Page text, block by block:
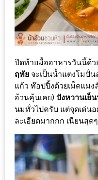
หมู
ดำ
คู
โร
บูต
ะ
สุด
เด็ด
ที่
(THE
UP,
RAMA
ปิดท้ายมื้ออาหารวันนี้ด้ว
ฤทัย จะเป็นน้ำแตงโมปั่น
แก้ว ท๊อปปิ้งด้วยเม็ดแมง
อ้วนคุ้นเคย) ปังหวานเย็
นมทั่วไปครับ แต่จุดเด่น
ละเอียดมากกก เนียนสุดๆ